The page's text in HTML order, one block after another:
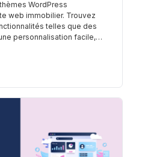
WordPress
web immobilier. Trouvez
telles que des
personnalisation facile,…